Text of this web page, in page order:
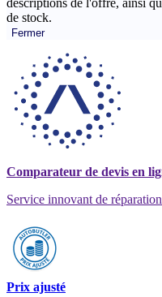
de stock.
Fermer
Comparateur de devis en
Service innovant de
Prix ajusté